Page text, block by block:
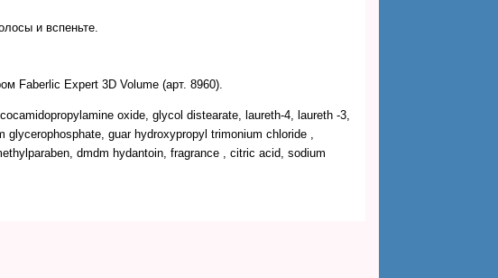
и вспеньте.
Faberlic Expert 3D Volume (арт. 8960).
oxide, glycol distearate, laureth-4, laureth -3,
guar hydroxypropyl trimonium chloride ,
dmdm hydantoin, fragrance , citric aсid, sodium